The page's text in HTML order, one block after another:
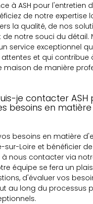
à ASH pour l'entretien
de notre expertise
la qualité, de nos
de notre souci du détail.
service exceptionnel
et qui contribue
maison de manière
je contacter ASH
besoins en
besoins en matière
Loire et bénéficier
à nous contacter via
équipe se fera un
d'évaluer vos
au long du processus